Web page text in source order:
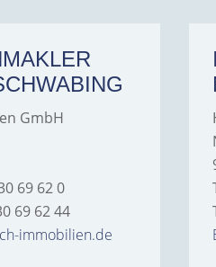
GmbH
69 62 0
69 62 44
immobilien.de